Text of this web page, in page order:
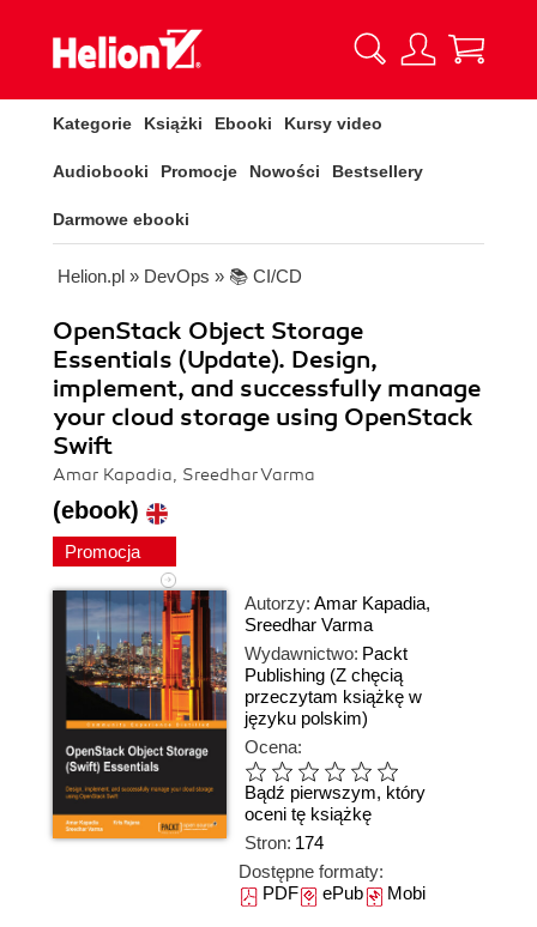
Kategorie Książki Ebooki Kursy video
Audiobooki Promocje Nowości Bestsellery
Darmowe ebooki
Helion.pl » DevOps » 📚 CI/CD
OpenStack Object Storage
Essentials (Update). Design,
implement, and successfully manage
your cloud storage using OpenStack
Swift
Amar Kapadia, Sreedhar Varma
(ebook)
Promocja
Autorzy: Amar Kapadia,
Sreedhar Varma
Wydawnictwo: Packt
Publishing (Z chęcią
przeczytam książkę w
języku polskim)
Ocena:
Bądź pierwszym, który
oceni tę książkę
Stron: 174
Dostępne formaty:
PDFePubMobi